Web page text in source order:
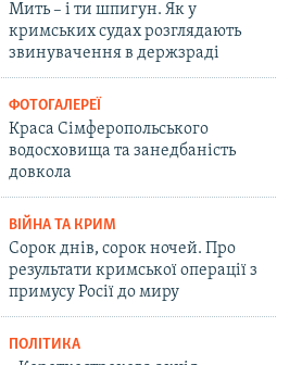
Мить – і ти шпигун. Як у
кримських судах розглядають
звинувачення в держзраді
ФОТОГАЛЕРЕЇ
Краса Сімферопольського
водосховища та занедбаність
довкола
ВІЙНА ТА КРИМ
Сорок днів, сорок ночей. Про
результати кримської операції з
примусу Росії до миру
ПОЛІТИКА